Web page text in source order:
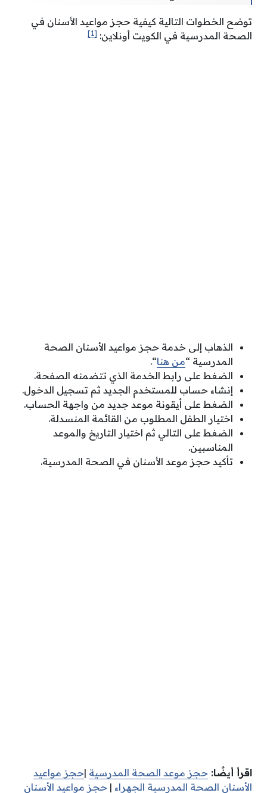
توضح الخطوات التالية كيفية حجز مواعيد الأسنان في
الصحة المدرسية في الكويت أونلاين: [1]
الذهاب إلى خدمة حجز مواعيد الأسنان الصحة
المدرسية “من هنا“.
الضغط على رابط الخدمة الذي تتضمنه الصفحة.
إنشاء حساب للمستخدم الجديد ثم تسجيل الدخول.
الضغط على أيقونة موعد جديد من واجهة الحساب.
اختيار الطفل المطلوب من القائمة المنسدلة.
الضغط على التالي ثم اختيار التاريخ والموعد
المناسبين.
تأكيد حجز موعد الأسنان في الصحة المدرسية.
اقرأ أيضًا: حجز موعد الصحة المدرسية |حجز مواعيد
الأسنان الصحة المدرسية الجهراء | حجز مواعيد الأسنان